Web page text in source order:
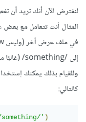
كالتالي:
')